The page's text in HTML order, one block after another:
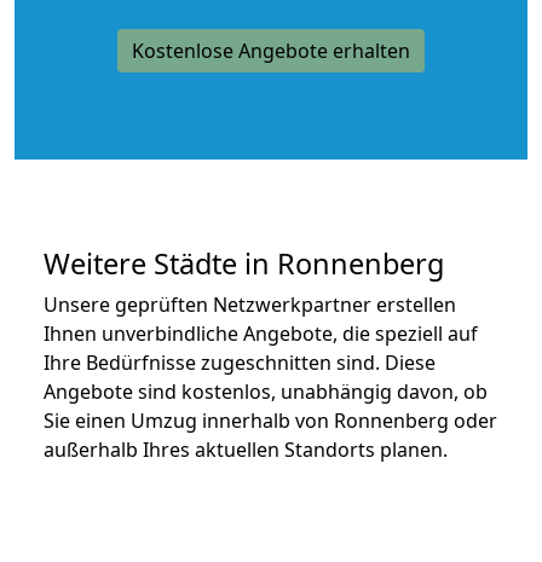
Kostenlose Angebote erhalten
Weitere Städte in Ronnenberg
Unsere geprüften Netzwerkpartner erstellen
Ihnen unverbindliche Angebote, die speziell auf
Ihre Bedürfnisse zugeschnitten sind. Diese
Angebote sind kostenlos, unabhängig davon, ob
Sie einen Umzug innerhalb von Ronnenberg oder
außerhalb Ihres aktuellen Standorts planen.